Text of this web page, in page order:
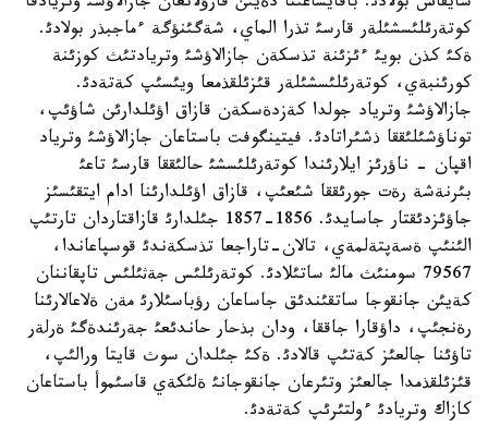
كوتةرئلئسشئلةر قارسئ تذرا الماي، شةگئنؤگة ءماجبذر بولادئ.
ةكئ كذن بويئ ءئزئنة تذسكةن جازالاؤشئ وتريادتئث كوزئنة
كورئنبةي، كوتةرئلئسشئلةر قئزئلقذمعا ويئسئپ كةتةدئ.
جازالاؤشئ وترياد جولدا كةزدةسكةن قازاق اؤئلدارئن شاؤئپ،
توناؤشئلئققا ذشئراتادئ. فيتينگوفت باستاعان جازالاؤشئ وترياد
اقپان - ناؤرئز ايلارئندا كوتةرئلئسشئ حالئققا قارسئ تاعئ
بئرنةشة رةت جورئققا شئعئپ، قازاق اؤئلدارئنا ادام ايتقئسئز
جاؤئزدئقتار جاسايدئ. 1856-1857 جئلدارئ قازاقتاردان تارتئپ
الئنئپ ةسةپتةلمةي، تالان-تاراجعا تذسكةندئ قوسپاعاندا،
79567 سومنئث مالئ ساتئلادئ. كوتةرئلئس جةثئلئس تاپقاننان
كةيئن جانقوجا ساتقئندئق جاساعان رؤباسئلارئ مةن ةلاعالارئنا
رةنجئپ، داؤقارا جاققا، ودان بذحار حاندئعئ جةرئندةگئ ةرلةر
تاؤئنا جالعئز كةتئپ قالادئ. ةكئ جئلدان سوث قايتا ورالئپ،
قئزئلقذمدا جالعئز وتئرعان جانقوجانئ ةلئكةي قاسئموأ باستاعان
كازاك وتريادئ ءولتئرئپ كةتةدئ.